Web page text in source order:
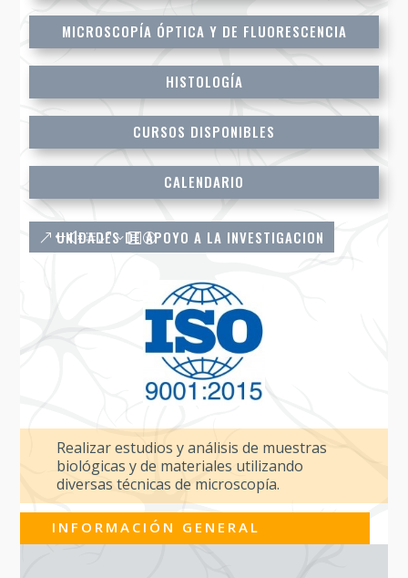
MICROSCOPÍA ÓPTICA Y DE FLUORESCENCIA
HISTOLOGÍA
CURSOS DISPONIBLES
CALENDARIO
UNIDADES DE APOYO A LA INVESTIGACION
Realizar estudios y análisis de muestras
biológicas y de materiales utilizando
diversas técnicas de microscopía.
INFORMACIÓN GENERAL